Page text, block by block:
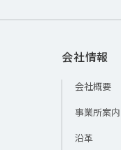
会社情報
会社概要
事業所案内
沿革